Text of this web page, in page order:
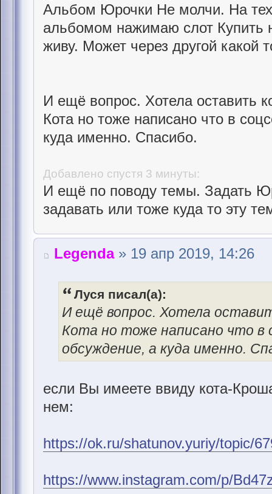
Альбом Юрочки Не молчи. На
альбомом нажимаю слот Купить
живу. Может через другой какой
И ещё вопрос. Хотела оставить
Кота но тоже написано что в
куда именно. Спасибо.
Добавлено спустя 3 минуты:
И ещё по поводу темы. Задать
задавать или тоже куда то эту
Legenda» 19 апр 2019, 14:26
Луся писал(а):
И ещё вопрос. Хотела
Кота но тоже написано что в
обсуждение, а куда именно.
если Вы имеете ввиду кота-
нем:
https://ok.ru/shatunov.yuriy/topic/
https://www.instagram.com/p/